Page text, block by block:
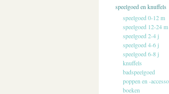
speelgoed en knuffels
speelgoed 0-12 m
speelgoed 12-24 m
speelgoed 2-4 j
speelgoed 4-6 j
speelgoed 6-8 j
knuffels
badspeelgoed
poppen en -
boeken